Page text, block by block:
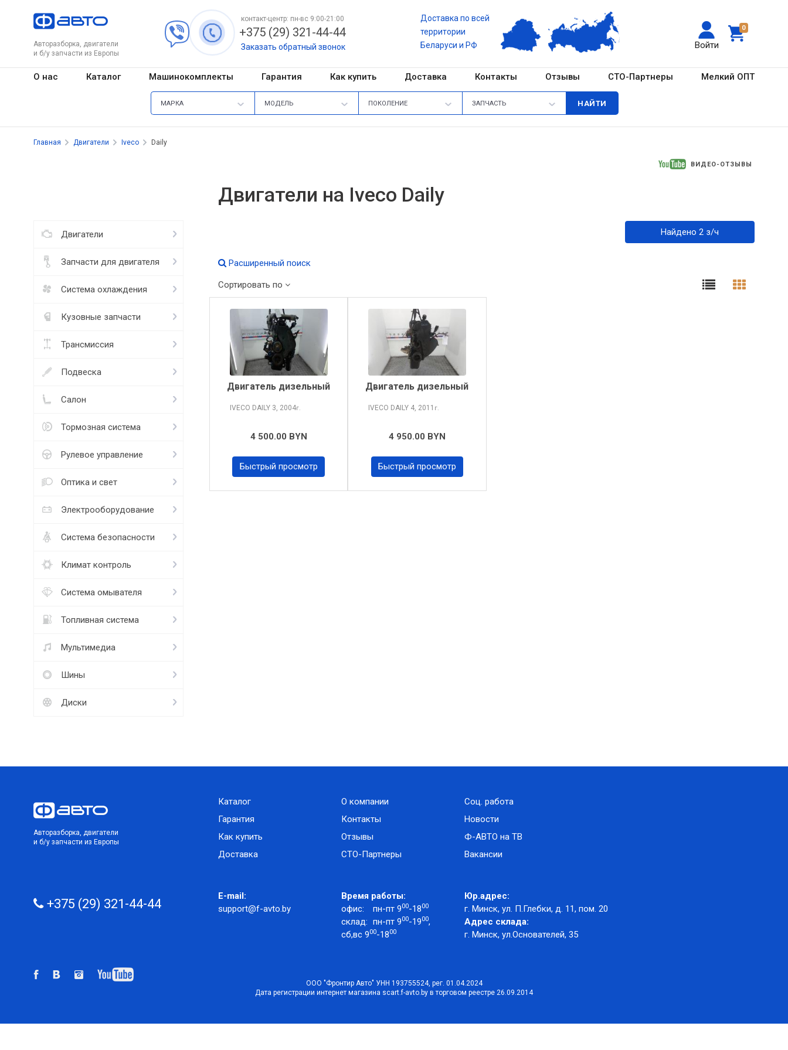
Авторазборка, двигатели
и б/у запчасти из Европы
0
Войти
контакт-центр: пн-вс 9:00-21:00
+375 (29) 321-44-44
Заказать обратный звонок
Доставка по всей
территории
Беларуси и РФ
О нас Каталог Машинокомплекты Гарантия Как купить Доставка Контакты Отзывы СТО-Партнеры Мелкий ОПТ
МАРКА МОДЕЛЬ ПОКОЛЕНИЕ ЗАПЧАСТЬ
Главная Двигатели Iveco Daily
ВИДЕО-ОТЗЫВЫ
Двигатели
Запчасти для двигателя
Система охлаждения
Кузовные запчасти
Трансмиссия
Подвеска
Салон
Тормозная система
Рулевое управление
Оптика и свет
Электрооборудование
Система безопасности
Климат контроль
Система омывателя
Топливная система
Мультимедиа
Шины
Диски
Двигатели на Iveco Daily
Найдено 2 з/ч
Расширенный поиск
Сортировать по
Двигатель дизельный
IVECO DAILY 3, 2004г.
4 500.00 BYN
Быстрый просмотр
Двигатель дизельный
IVECO DAILY 4, 2011 г.
4 950.00 BYN
Быстрый просмотр
Авторазборка, двигатели
и б/у запчасти из Европы
Каталог
Гарантия
Как купить
Доставка
О компании
Контакты
Отзывы
СТО-Партнеры
Соц. работа
Новости
Ф-АВТО на ТВ
Вакансии
+375 (29) 321-44-44
E-mail:
support@f-avto.by
Время работы:
офис:
пн-пт 900-1800
склад: пн-пт 900-1900,
сб,вс 900-1800
Юр.адрес:
г. Минск, ул. П.Глебки, д. 11, пом. 20
Адрес склада:
г. Минск, ул.Основателей, 35
ООО "Фронтир Авто" УНН 193755524, рег. 01.04.2024
Дата регистрации интернет магазина scart.f-avto.by в торговом реестре 26.09.2014